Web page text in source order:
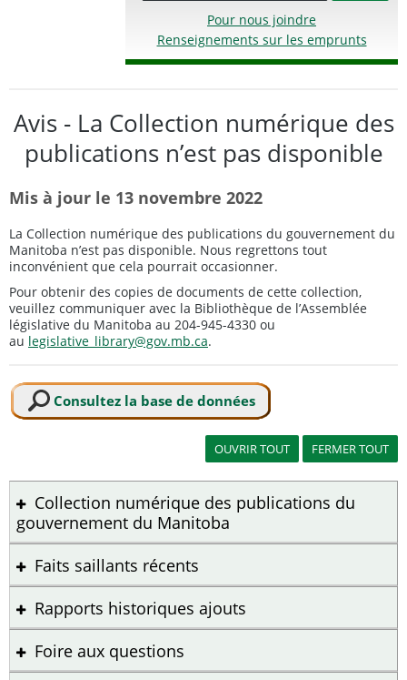
Pour nous joindre
Renseignements sur les emprunts
Avis - La Collection numérique des
publications n’est pas disponible
Mis à jour le 13 novembre 2022
La Collection numérique des publications du gouvernement du
Manitoba n’est pas disponible. Nous regrettons tout
inconvénient que cela pourrait occasionner.
Pour obtenir des copies de documents de cette collection,
veuillez communiquer avec la Bibliothèque de l’Assemblée
législative du Manitoba au 204-945-4330 ou
au legislative_library@gov.mb.ca.
Consultez la base de données
Collection numérique des publications du
gouvernement du Manitoba
Faits saillants récents
Rapports historiques ajouts
Foire aux questions